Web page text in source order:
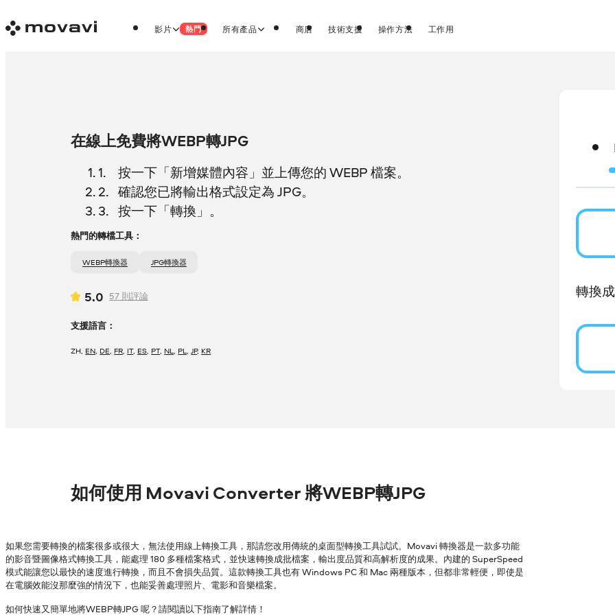
影片 熱門 所有產品 商店 技術支援 操作方法 工作用
在線上免費將WEBP轉JPG
按一下「新增媒體內容」並上傳您的 WEBP 檔案。
確認您已將輸出格式設定為 JPG。
按一下「轉換」。
熱門的轉檔工具：
WEBP轉換器 JPG轉換器
5.0 57 則評論
支援語言：
ZH, EN, DE, FR, IT, ES, PT, NL, PL,JP, KR
轉換成
如何使用 Movavi Converter 將WEBP轉JPG
如果您需要轉換的檔案很多或很大，無法使用線上轉換工具，那請您改用傳統的桌面型轉換工具試試。Movavi 轉換器是一款多功能
的影音暨圖像格式轉換工具，能處理 180 多種檔案格式，並快速轉換成批檔案，輸出度品質和高解析度的成果。內建的 SuperSpeed
模式能讓您以最快的速度進行轉換，而且不會損失品質。這款轉換工具也有 Windows PC 和 Mac 兩種版本，但都非常輕便，即使是
在電腦效能沒那麼強的情況下，也能妥善處理照片、電影和音樂檔案。
如何快速又簡單地將WEBP轉JPG 呢？請閱讀以下指南了解詳情！